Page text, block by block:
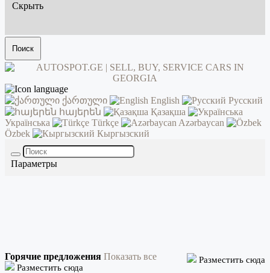
Скрыть
Поиск
ქართული English
Русский
հայերեն
Қазақша
Українська
Türkçe
Azərbaycan
Özbek
Кыргызский
Параметры
Горячие предложения Показать все
Разместить сюда
Разместить сюда